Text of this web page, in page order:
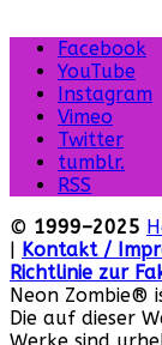
Facebook
YouTube
Instagram
Vimeo
Twitter
tumblr.
RSS
© 1999–2025
| Kontakt /
Richtlinie zur
Neon Zombie®
Die auf dieser
Werke sind